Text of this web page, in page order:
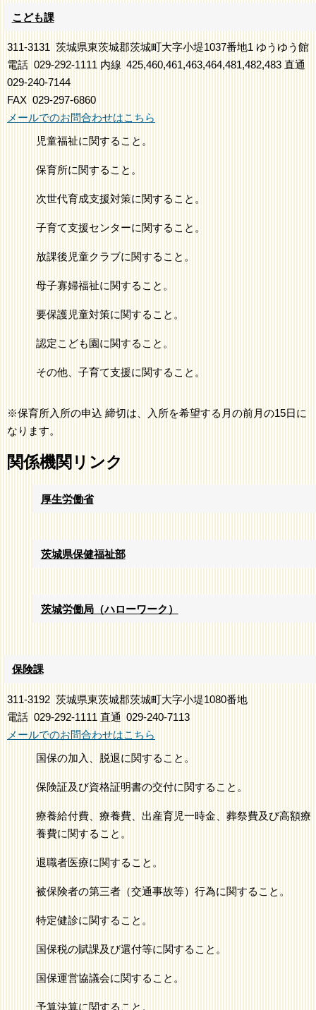
こども課
311-3131 茨城県東茨城郡茨城町大字小堤1037番地1 ゆうゆう館
電話 029-292-1111 内線 425,460,461,463,464,481,482,483 直通
029-240-7144
FAX 029-297-6860
メールでのお問合わせはこちら
児童福祉に関すること。
保育所に関すること。
次世代育成支援対策に関すること。
子育て支援センターに関すること。
放課後児童クラブに関すること。
母子寡婦福祉に関すること。
要保護児童対策に関すること。
認定こども園に関すること。
その他、子育て支援に関すること。
※保育所入所の申込 締切は、入所を希望する月の前月の15日に
なります。
関係機関リンク
厚生労働省
茨城県保健福祉部
茨城労働局（ハローワーク）
保険課
311-3192 茨城県東茨城郡茨城町大字小堤1080番地
電話 029-292-1111 直通 029-240-7113
メールでのお問合わせはこちら
国保の加入、脱退に関すること。
保険証及び資格証明書の交付に関すること。
療養給付費、療養費、出産育児一時金、葬祭費及び高額療
養費に関すること。
退職者医療に関すること。
被保険者の第三者（交通事故等）行為に関すること。
特定健診に関すること。
国保税の賦課及び還付等に関すること。
国保運営協議会に関すること。
予算決算に関すること。